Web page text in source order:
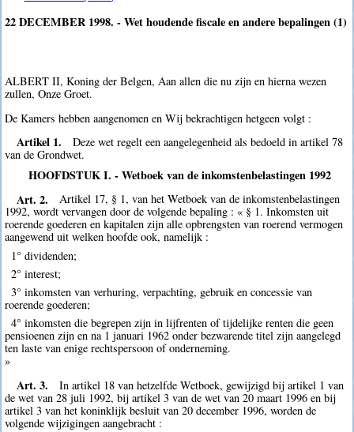
22 DECEMBER 1998. - Wet houdende fiscale en andere bepalingen (1)
ALBERT II, Koning der Belgen, Aan allen die nu zijn en hierna wezen
zullen, Onze Groet.
De Kamers hebben aangenomen en Wij bekrachtigen hetgeen volgt :
Artikel 1.
Deze wet regelt een aangelegenheid als bedoeld in artikel 78
van de Grondwet.
HOOFDSTUK I. - Wetboek van de inkomstenbelastingen 1992
Art. 2.
Artikel 17, § 1, van het Wetboek van de inkomstenbelastingen
1992, wordt vervangen door de volgende bepaling : « § 1. Inkomsten uit
roerende goederen en kapitalen zijn alle opbrengsten van roerend vermogen
aangewend uit welken hoofde ook, namelijk :
1° dividenden;
2° interest;
3° inkomsten van verhuring, verpachting, gebruik en concessie van
roerende goederen;
4° inkomsten die begrepen zijn in lijfrenten of tijdelijke renten die geen
pensioenen zijn en na 1 januari 1962 onder bezwarende titel zijn aangelegd
ten laste van enige rechtspersoon of onderneming.
»
Art. 3.
In artikel 18 van hetzelfde Wetboek, gewijzigd bij artikel 1 van
de wet van 28 juli 1992, bij artikel 3 van de wet van 20 maart 1996 en bij
artikel 3 van het koninklijk besluit van 20 december 1996, worden de
volgende wijzigingen aangebracht :